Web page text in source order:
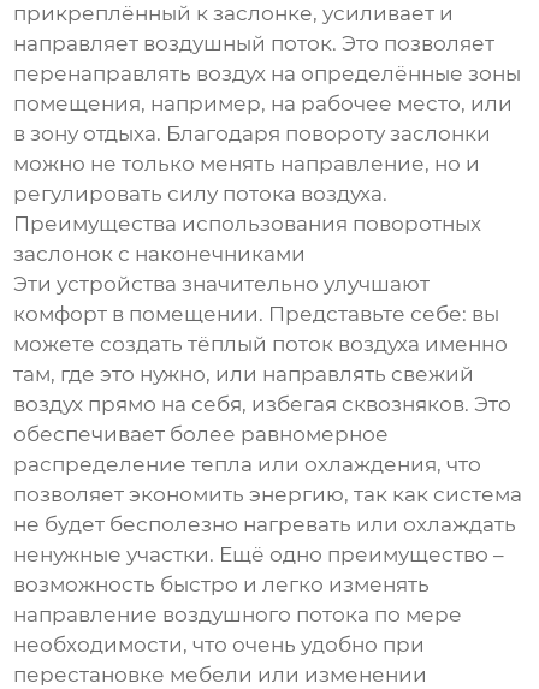
прикреплённый к заслонке, усиливает и
направляет воздушный поток. Это позволяет
перенаправлять воздух на определённые зоны
помещения, например, на рабочее место, или
в зону отдыха. Благодаря повороту заслонки
можно не только менять направление, но и
регулировать силу потока воздуха.
Преимущества использования поворотных
заслонок с наконечниками
Эти устройства значительно улучшают
комфорт в помещении. Представьте себе: вы
можете создать тёплый поток воздуха именно
там, где это нужно, или направлять свежий
воздух прямо на себя, избегая сквозняков. Это
обеспечивает более равномерное
распределение тепла или охлаждения, что
позволяет экономить энергию, так как система
не будет бесполезно нагревать или охлаждать
ненужные участки. Ещё одно преимущество –
возможность быстро и легко изменять
направление воздушного потока по мере
необходимости, что очень удобно при
перестановке мебели или изменении